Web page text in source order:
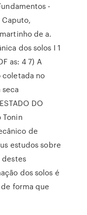
-
Caputo,
de a.
dos solos I 1
as: 4 7) A
coletada no
DO
Tonin
de
estudos sobre
dos solos é
forma que